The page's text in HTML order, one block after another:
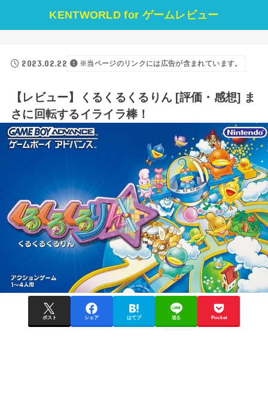
KENTWORLD for ゲームレビュー
2023.02.22 ※当ページのリンクには広告が含まれています。
【レビュー】くるくるくるりん [評価・感想] ま
さに回転するイライラ棒！
ポスト シェア はてブ 送る Pocket